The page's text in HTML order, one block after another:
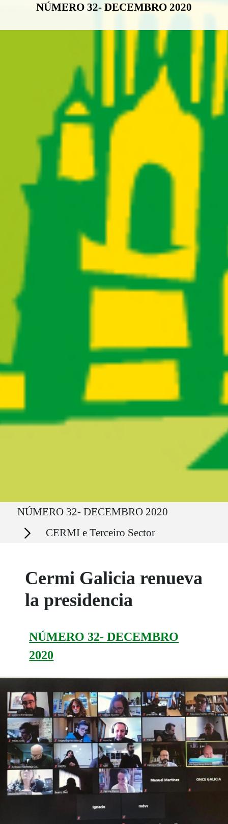
NÚMERO 32- DECEMBRO 2020
Ruta del sitio
NÚMERO 32- DECEMBRO 2020
Secciones CERMI e Terceiro Sector
Cermi Galicia renueva
la presidencia
NÚMERO 32- DECEMBRO
2020